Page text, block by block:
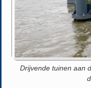
Drijvende tuinen aan